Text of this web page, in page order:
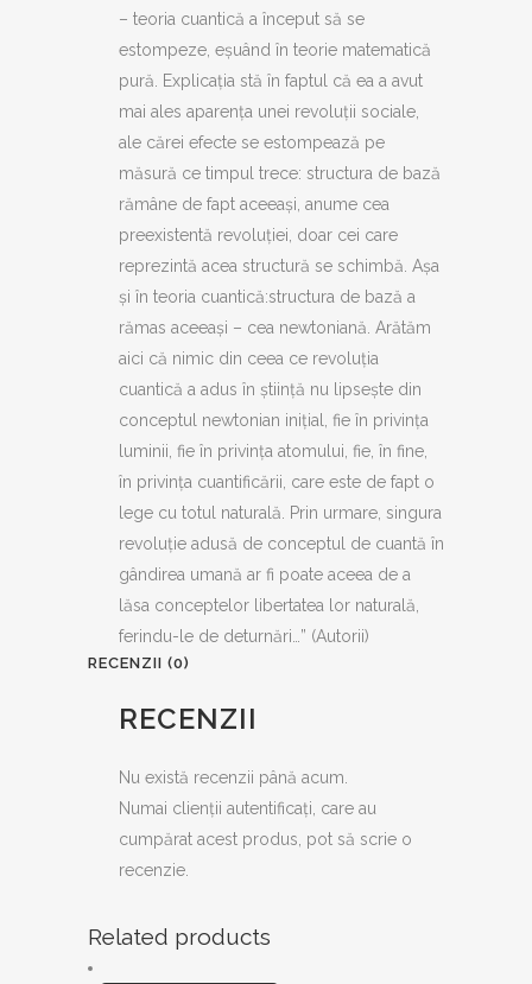
– teoria cuantică a început să se
estompeze, eşuând în teorie matematică
pură. Explicaţia stă în faptul că ea a avut
mai ales aparenţa unei revoluţii sociale,
ale cărei efecte se estompează pe
măsură ce timpul trece: structura de bază
rămâne de fapt aceeaşi, anume cea
preexistentă revoluţiei, doar cei care
reprezintă acea structură se schimbă. Aşa
şi în teoria cuantică:structura de bază a
rămas aceeaşi – cea newtoniană. Arătăm
aici că nimic din ceea ce revoluţia
cuantică a adus în ştiinţă nu lipseşte din
conceptul newtonian iniţial, fie în privinţa
luminii, fie în privinţa atomului, fie, în fine,
în privinţa cuantificării, care este de fapt o
lege cu totul naturală. Prin urmare, singura
revoluţie adusă de conceptul de cuantă în
gândirea umană ar fi poate aceea de a
lăsa conceptelor libertatea lor naturală,
ferindu-le de deturnări…” (Autorii)
RECENZII (0)
RECENZII
Nu există recenzii până acum.
Numai clienții autentificați, care au
cumpărat acest produs, pot să scrie o
recenzie.
Related products